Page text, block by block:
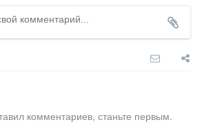
комментариев, станьте первым.